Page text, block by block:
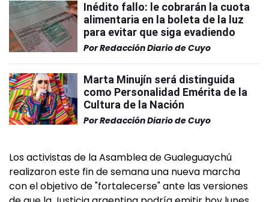
Inédito fallo: le cobrarán la cuota
alimentaria en la boleta de la luz
para evitar que siga evadiendo
PorRedacción Diario de Cuyo
Marta Minujín será distinguida
como Personalidad Emérita de la
Cultura de la Nación
PorRedacción Diario de Cuyo
Los activistas de la Asamblea de Gualeguaychú
realizaron este fin de semana una nueva marcha
con el objetivo de "fortalecerse" ante las versiones